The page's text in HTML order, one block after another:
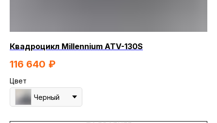
Квадроцикл Millennium ATV-130S
116 640 ₽
Цвет
Черный